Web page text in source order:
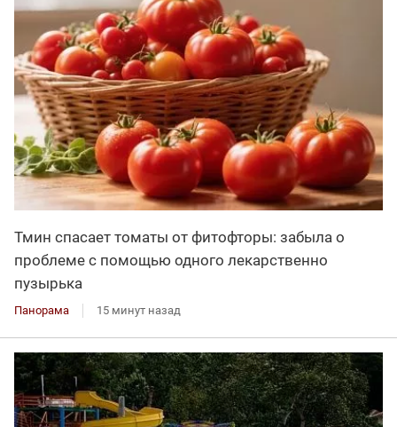
Тмин спасает томаты от фитофторы: забыла о
проблеме с помощью одного лекарственно
пузырька
Панорама 15 минут назад